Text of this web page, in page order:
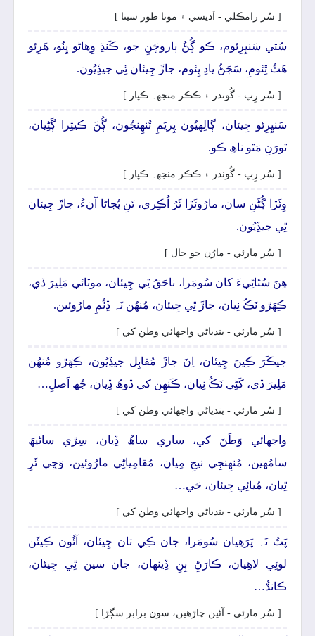
[ سُر رامڪلي - آديسي ۽ مونا طور سينا ]
سُتي سَنڀِرِئوم، ڪو ڳُڻُ ٻاروچَنِ جو، ڪَنڌِ وِھاڻو ڀِنُو، ھَرِئو
ھَٿُ ٿِئومِ، سَڄَڻُ يادِ پِئوم، جاڙَ جِيئان ٿِي جيڏِيُون.
[ سُر رِپ - گُوندر ۽ ڪڪر منجهہ ڪپار ]
سَنڀِرِئو جِيئان، ڳالِهيُون پِريَمِ تُنھِنجُون، ڳُڻَ ڪيتِرا ڳَڻِيان،
ٿورَنِ مَٿو ناھِ ڪو.
[ سُر رِپ - گُوندر ۽ ڪڪر منجهہ ڪپار ]
وِئَڙا ڳُڻَنِ سان، مارُوئَڙا ٿَرُ اُڪِري، تَنِ پُڄاڻا آنءُ، جاڙَ جِيئان
ٿِي جيڏِيُون.
[ سُر مارئي - مارُن جو حال ]
ھِنَ سُڻاڻِيءَ کان سُومَرا، ناحَقُ ٿِي جِيئان، موٽائي مَلِيرَ ڏي،
ڪِھَڙو نَڪُ نِيان، جاڙَ ٿِي جِيئان، مُنھُن نَہ ڏِٺُمِ مارُوئين.
[ سُر مارئي - بندياڻي واجهائي وطن کي ]
جيڪَرَ ڪِينَ جِيئان، اِنَ جاڙَ مُقابِل جيڏِيُون، ڪِھَڙو مُنھُن
مَلِيرَ ڏي، کَڻِي نَڪُ نِيان، ڪَنھِن کي ڏوھُ ڏِيان، جُھ اَصلِ…
[ سُر مارئي - بندياڻي واجهائي وطن کي ]
واجهائي وَطَنَ کي، ساري ساھُ ڏِيان، سِڙي ساڻيھَ
سامُهين، مُنھِنجِي نيجِ مِيان، مُقامِياڻِي مارُوئين، وَڃِي ٿَرِ
ٿِيان، مُيائِي جِيئان، جَي…
[ سُر مارئي - بندياڻي واجهائي وطن کي ]
پَٽُ نَہ پَرَھِيان سُومَرا، جان ڪِي تان جِيئان، آئُون ڪِيئَن
لوئِي لاھِيان، ڪارَڻِ ٻِنِ ڏِينھان، جان سين ٿِي جِيئان،
ڪانڌُ…
[ سُر مارئي - آڻين چاڙهين، سون برابر سڳڙا ]